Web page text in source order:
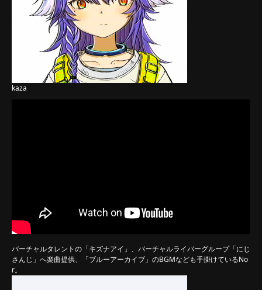
kaza
バーチャルタレントの「キズナアイ」、バーチャルライバーグループ「にじ
さんじ」へ楽曲提供、「ブルーアーカイブ」のBGMなども手掛けているNo
r。